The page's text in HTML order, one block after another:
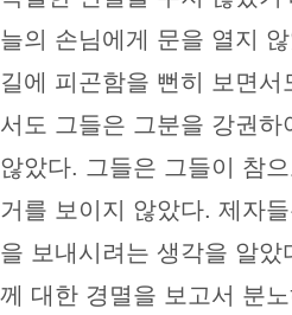
늘의 손님에게 문을 열지
길에 피곤함을 뻔히 보면서
서도 그들은 그분을 강권하
않았다. 그들은 그들이 참
거를 보이지 않았다. 제자
을 보내시려는 생각을 알았
께 대한 경멸을 보고서 분